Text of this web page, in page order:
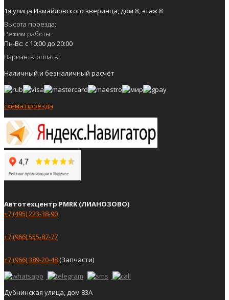
1я улица Измайловского зверинца, дом 8, этаж 8
Высота проезда:
Режим работы:
Пн-Вс: с 10:00 до 20:00
Варианты оплаты:
Наличный и безналичный расчёт
схема проезда
Автотехцентр PMRK (ЛИАНОЗОВО)
+7 (495) 223-38-90
+7 (966) 555-87-77
+7 (966) 389-20-48(Запчасти)
Дубнинская улица, дом 83А